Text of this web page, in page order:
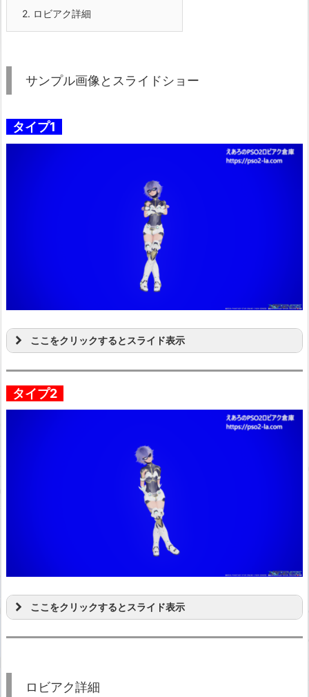
2. ロビアク詳細
サンプル画像とスライドショー
タイプ1
ここをクリックするとスライド表示
タイプ2
ここをクリックするとスライド表示
ロビアク詳細